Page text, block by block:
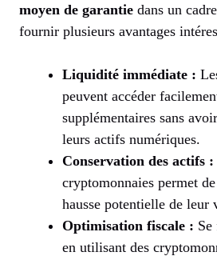
moyen de garantie dans un cadre
fournir plusieurs avantages
Liquidité immédiate :
peuvent accéder
supplémentaires sans
leurs actifs numériques.
Conservation des actifs :
cryptomonnaies permet
hausse potentielle de leur
Optimisation fiscale : Se
en utilisant des